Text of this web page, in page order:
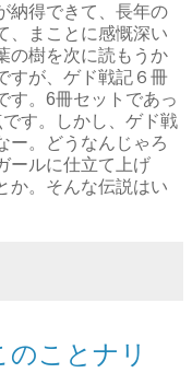
納得できて、長年の
、まことに感慨深い
の樹を次に読もうか
すが、ゲド戦記６冊
す。6冊セットであっ
す。しかし、ゲド戦
ー。どうなんじゃろ
ールに仕立て上げ
か。そんな伝説はい
ことナリ